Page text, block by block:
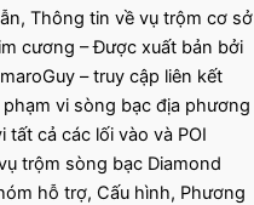
Thông tin về vụ trộm cơ sở
cương – Được xuất bản bởi
– truy cập liên kết
phạm vi sòng bạc địa phương
tất cả các lối vào và POI
trộm sòng bạc Diamond
hỗ trợ, Cấu hình, Phương